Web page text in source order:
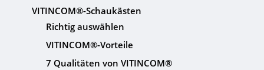
VITINCOM®-Schaukästen
Richtig auswählen
VITINCOM®-Vorteile
7 Qualitäten von VITINCOM®